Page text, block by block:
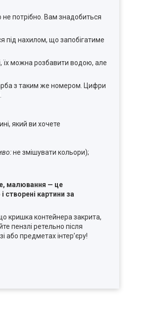
потрібно. Вам знадобиться
під нахилом, що запобігатиме
їх можна розбавити водою, але
з таким же номером. Цифри
який ви хочете
не змішувати кольори);
малювання — це
картини за
кришка контейнера закрита,
пензлі ретельно після
або предметах інтер’єру!